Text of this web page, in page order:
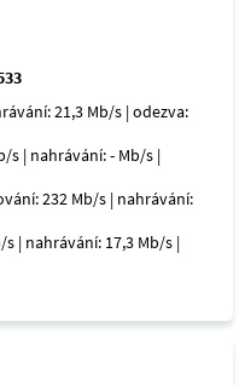
21,3 Mb/s | odezva:
s | nahrávání: - Mb/s |
232 Mb/s | nahrávání:
| nahrávání: 17,3 Mb/s |